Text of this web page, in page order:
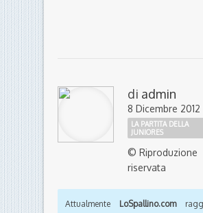
di admin
8 Dicembre 2012
LA PARTITA DELLA
JUNIORES
© Riproduzione
riservata
Attualmente LoSpallino.com